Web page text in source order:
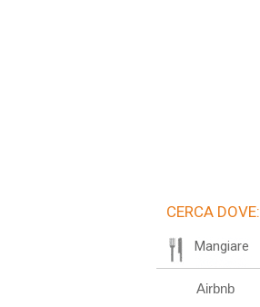
CERCA DOVE:
Mangiare
Airbnb